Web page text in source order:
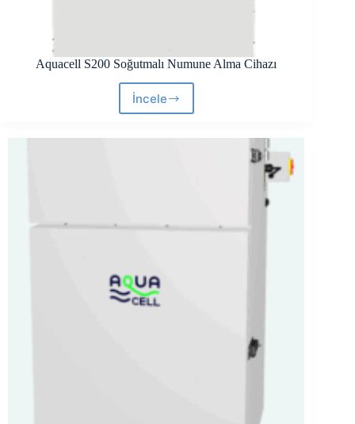
Aquacell S200 Soğutmalı Numune Alma Cihazı
İnceleAquacell
Soğutmalı